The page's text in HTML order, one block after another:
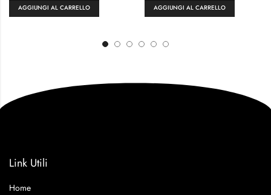
AGGIUNGI AL CARRELLO AGGIUNGI AL CARRELLO
Link Utili
Home